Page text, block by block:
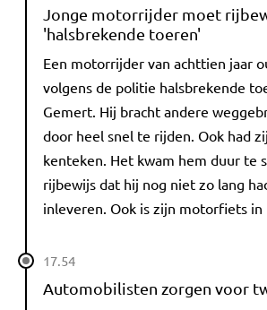
Jonge motorrijder moet
'halsbrekende toeren'
Een motorrijder van achttien jaar
volgens de politie halsbrekende
Gemert. Hij bracht andere
door heel snel te rijden. Ook had
kenteken. Het kwam hem duur te
rijbewijs dat hij nog niet zo lang
inleveren. Ook is zijn motorfiets in
17.54
Automobilisten zorgen voor